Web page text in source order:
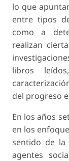
lo que
entre tipos
como a
realizan
libros
del progreso
En los años
en los
sentido de
agentes